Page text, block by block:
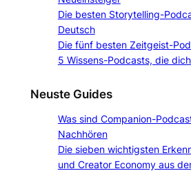
Die besten Storytelling-
Deutsch
Die fünf besten Zeitgeist-
5 Wissens-Podcasts, die
Neuste Guides
Was sind Companion-
Nachhören
Die sieben wichtigsten
und Creator Economy aus